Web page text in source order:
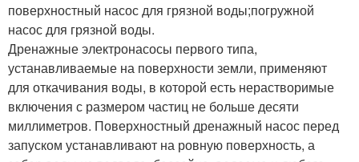
поверхностный насос для грязной воды;погружной
насос для грязной воды.
Дренажные электронасосы первого типа,
устанавливаемые на поверхности земли, применяют
для откачивания воды, в которой есть нерастворимые
включения с размером частиц не больше десяти
миллиметров. Поверхностный дренажный насос перед
запуском устанавливают на ровную поверхность, а